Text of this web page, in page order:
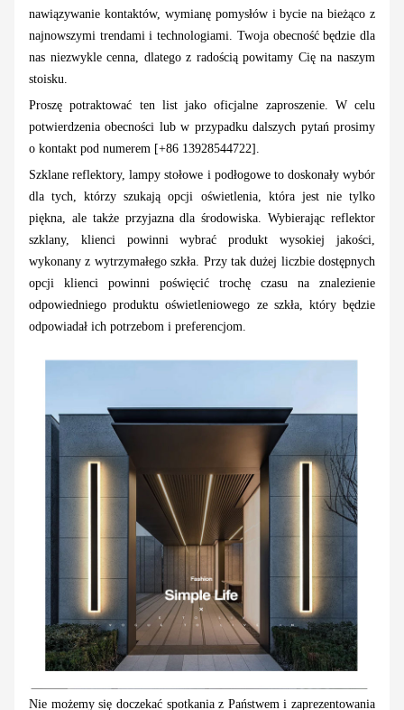
nawiązywanie kontaktów, wymianę pomysłów i bycie na bieżąco z
najnowszymi trendami i technologiami. Twoja obecność będzie dla
nas niezwykle cenna, dlatego z radością powitamy Cię na naszym
stoisku.
Proszę potraktować ten list jako oficjalne zaproszenie. W celu
potwierdzenia obecności lub w przypadku dalszych pytań prosimy
o kontakt pod numerem [+86 13928544722].
Szklane reflektory, lampy stołowe i podłogowe to doskonały wybór
dla tych, którzy szukają opcji oświetlenia, która jest nie tylko
piękna, ale także przyjazna dla środowiska. Wybierając reflektor
szklany, klienci powinni wybrać produkt wysokiej jakości,
wykonany z wytrzymałego szkła. Przy tak dużej liczbie dostępnych
opcji klienci powinni poświęcić trochę czasu na znalezienie
odpowiedniego produktu oświetleniowego ze szkła, który będzie
odpowiadał ich potrzebom i preferencjom.
Nie możemy się doczekać spotkania z Państwem i zaprezentowania